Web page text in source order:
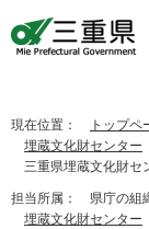
現在位置： トップペ
埋蔵文化財センター
三重県埋蔵文化財セ
担当所属： 県庁の
埋蔵文化財センター